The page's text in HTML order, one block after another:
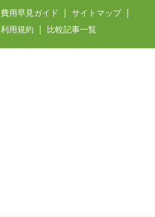
費用早見ガイド
サイトマップ
利用規約 比較記事一覧